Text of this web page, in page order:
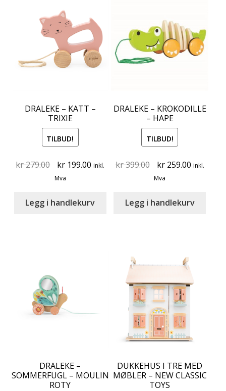
DRALEKE – KATT –
TRIXIE
TILBUD!
kr279.00
Original
price
kr 279.00.
kr 199.00 Current
kr 199.00.
inkl.
Mva
Legg i handlekurv
DRALEKE – KROKODILLE
– HAPE
TILBUD!
kr399.00
Original
price
kr 399.00.
kr259.00Current
kr 259.00.
inkl.
Mva
Legg i handlekurv
DRALEKE –
SOMMERFUGL – MOULIN
ROTY
DUKKEHUS I TRE MED
MØBLER – NEW CLASSIC
TOYS